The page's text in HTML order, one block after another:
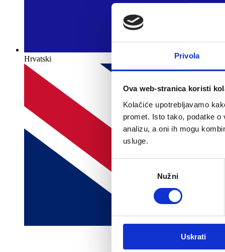
Privola
Ova web-stranica koristi
Kolačiće upotrebljavamo
promet. Isto tako, podatke
analizu, a oni ih mogu
usluge.
Nužni
Uskrati
Hrvatski